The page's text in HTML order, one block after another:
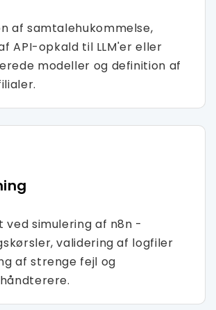
af samtalehukommelse,
API-opkald til LLM'er eller
modeller og definition af
ved simulering af n8n -
validering af logfiler
af strenge fejl og